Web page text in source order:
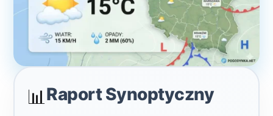
📊Raport Synoptyczny